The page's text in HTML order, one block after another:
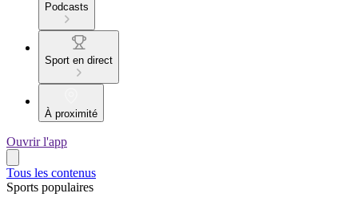
Podcasts
Sport en direct
À proximité
Ouvrir l'app
Tous les contenus
Sports populaires